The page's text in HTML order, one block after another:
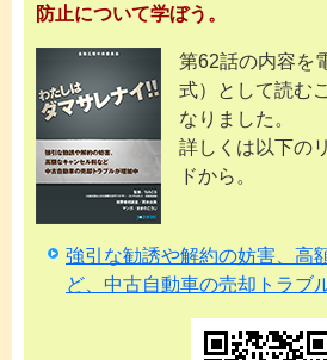
防止について学ぼう。
第62話の内容を
式）として読む
なりました。
詳しくは以下の
ドから。
強引な勧誘や解約の妨害、高
ど、中古自動車の売却トラブ